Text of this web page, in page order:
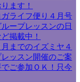
ます！
ライフ便り４月号
ープレッスンの日
掲載中！
までのイズミヤ４
ッスン開催のご案
ご参加ＯＫ！只今